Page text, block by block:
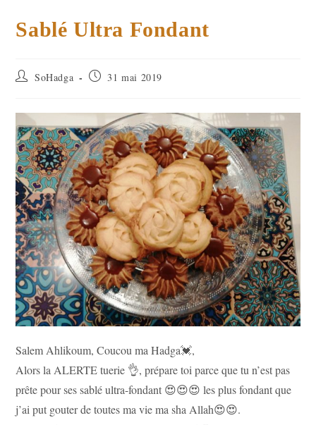
Sablé Ultra Fondant
Auteur/autrice
publication :
SoHadga
Publication
31 mai 2019
Salem Ahlikoum, Coucou ma Hadga💓,
Alors la ALERTE tuerie 👌, prépare toi parce que tu n’est pas
prête pour ses sablé ultra-fondant 😍😍😍 les plus fondant que
j’ai put gouter de toutes ma vie ma sha Allah😍😍.